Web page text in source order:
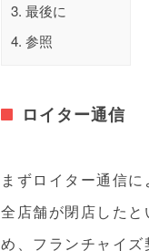
3. 最後に
4. 参照
ロイター通信
まずロイター通信
全店舗が閉店した
め、フランチャイ